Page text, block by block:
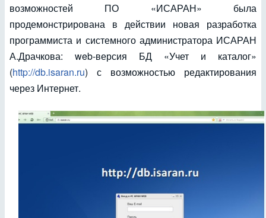
возможностей ПО «ИСАРАН» была
продемонстрирована в действии новая разработка
программиста и системного администратора ИСАРАН
А.Драчкова: web-версия БД «Учет и каталог»
(http://db.isaran.ru) с возможностью редактирования
через Интернет.